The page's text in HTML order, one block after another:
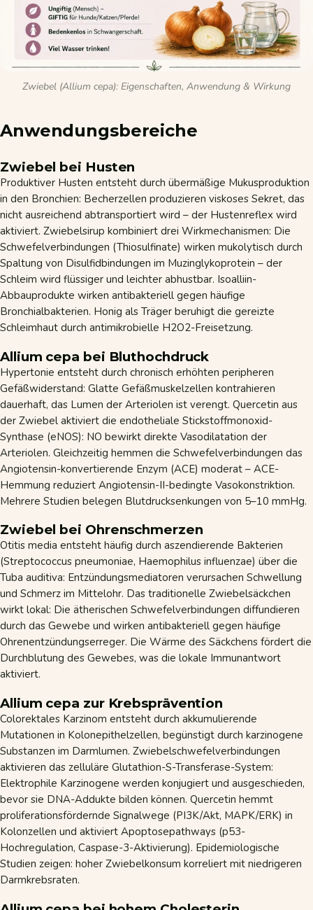
Zwiebel (Allium cepa): Eigenschaften, Anwendung & Wirkung
Anwendungsbereiche
Zwiebel bei Husten
Produktiver Husten entsteht durch übermäßige Mukusproduktion
in den Bronchien: Becherzellen produzieren viskoses Sekret, das
nicht ausreichend abtransportiert wird – der Hustenreflex wird
aktiviert. Zwiebelsirup kombiniert drei Wirkmechanismen: Die
Schwefelverbindungen (Thiosulfinate) wirken mukolytisch durch
Spaltung von Disulfidbindungen im Muzinglykoprotein – der
Schleim wird flüssiger und leichter abhustbar. Isoalliin-
Abbauprodukte wirken antibakteriell gegen häufige
Bronchialbakterien. Honig als Träger beruhigt die gereizte
Schleimhaut durch antimikrobielle H2O2-Freisetzung.
Allium cepa bei Bluthochdruck
Hypertonie entsteht durch chronisch erhöhten peripheren
Gefäßwiderstand: Glatte Gefäßmuskelzellen kontrahieren
dauerhaft, das Lumen der Arteriolen ist verengt. Quercetin aus
der Zwiebel aktiviert die endotheliale Stickstoffmonoxid-
Synthase (eNOS): NO bewirkt direkte Vasodilatation der
Arteriolen. Gleichzeitig hemmen die Schwefelverbindungen das
Angiotensin-konvertierende Enzym (ACE) moderat – ACE-
Hemmung reduziert Angiotensin-II-bedingte Vasokonstriktion.
Mehrere Studien belegen Blutdrucksenkungen von 5–10 mmHg.
Zwiebel bei Ohrenschmerzen
Otitis media entsteht häufig durch aszendierende Bakterien
(Streptococcus pneumoniae, Haemophilus influenzae) über die
Tuba auditiva: Entzündungsmediatoren verursachen Schwellung
und Schmerz im Mittelohr. Das traditionelle Zwiebelsäckchen
wirkt lokal: Die ätherischen Schwefelverbindungen diffundieren
durch das Gewebe und wirken antibakteriell gegen häufige
Ohrenentzündungserreger. Die Wärme des Säckchens fördert die
Durchblutung des Gewebes, was die lokale Immunantwort
aktiviert.
Allium cepa zur Krebsprävention
Colorektales Karzinom entsteht durch akkumulierende
Mutationen in Kolonepithelzellen, begünstigt durch karzinogene
Substanzen im Darmlumen. Zwiebelschwefelverbindungen
aktivieren das zelluläre Glutathion-S-Transferase-System:
Elektrophile Karzinogene werden konjugiert und ausgeschieden,
bevor sie DNA-Addukte bilden können. Quercetin hemmt
proliferationsfördernde Signalwege (PI3K/Akt, MAPK/ERK) in
Kolonzellen und aktiviert Apoptosepathways (p53-
Hochregulation, Caspase-3-Aktivierung). Epidemiologische
Studien zeigen: hoher Zwiebelkonsum korreliert mit niedrigeren
Darmkrebsraten.